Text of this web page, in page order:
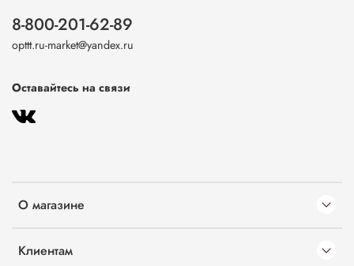
О магазине
Клиентам
8-800-201-62-89
opttt.ru-market@yandex.ru
Оставайтесь на связи